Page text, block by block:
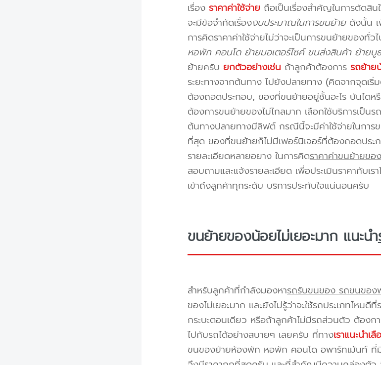
เรื่อง ราคาค่าใช้จ่าย ถือเป็นเรื่องสำคัญในการตัดสิน
จะมีข้อจำกัดเรื่องงบประมาณในการขนย้ายดังนั้น เ
การคิดราคาค่าใช้จ่ายไม่ว่าจะเป็นการขนย้ายของทั่ว
หอพัก คอนโด ย้ายมอเตอร์ไซค์ ขนส่งสินค้า ย้าย
ย้ายครับ ยกตัวอย่างเช่น ถ้าลูกค้าต้องการ รถย้าย
ระยะทางจากต้นทาง ไปยังปลายทาง (คิดจากจุด
ต้องถอดประกอบ, ของที่ขนย้ายอยู่ชั้นอะไร บันไดห
ต้องการขนย้ายของไม่ไกลมาก เลือกใช้บริการเป็
ต้นทางปลายทางมีลิฟต์ กรณีนี้จะมีค่าใช้จ่ายในการ
ที่สุด ของที่ขนย้ายก็ไม่มีเฟอร์นิเจอร์ที่ต้องถอดประ
รายละเอียดหลายอยาง ในการคิดราคาค่าขนย้ายของ
สอบถามและแจ้งรายละเอียด เพื่อประเมินราคากับ
เข้าถึงลูกค้าทุกระดับ บริการประทับใจแน่นอนครับ
ขนย้ายของน้อยไม่เยอะมาก แนะนำ
สำหรับลูกค้าที่กำลังมองหารถรับขนของ รถขนของ
ของไม่เยอะมาก และยังไม่รู้ว่าจะใช้รถประเภทไหน
กระบะตอนเดียว หรือถ้าลูกค้าไม่มีรถส่วนตัว ต้องก
ไปกับรถได้อย่างสบายๆ เลยครับ ที่ทางเราแนะนำเ
ขนของย้ายห้องพัก หอพัก คอนโด อพาร์ทเม้นท์ ที่มี